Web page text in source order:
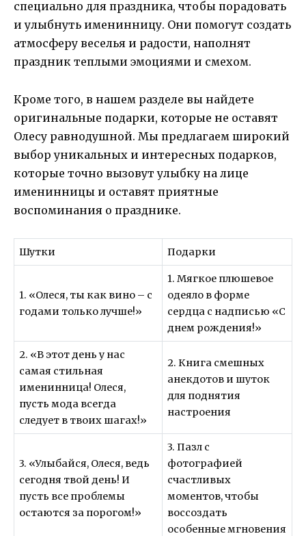
специально для праздника, чтобы порадовать
и улыбнуть именинницу. Они помогут создать
атмосферу веселья и радости, наполнят
праздник теплыми эмоциями и смехом.
Кроме того, в нашем разделе вы найдете
оригинальные подарки, которые не оставят
Олесу равнодушной. Мы предлагаем широкий
выбор уникальных и интересных подарков,
которые точно вызовут улыбку на лице
именинницы и оставят приятные
воспоминания о празднике.
Шутки Подарки
1. «Олеся, ты как вино – с
годами только лучше!»
1. Мягкое плюшевое
одеяло в форме
сердца с надписью «С
днем рождения!»
2. «В этот день у нас
самая стильная
именинница! Олеся,
пусть мода всегда
следует в твоих шагах!»
2. Книга смешных
анекдотов и шуток
для поднятия
настроения
3. «Улыбайся, Олеся, ведь
сегодня твой день! И
пусть все проблемы
остаются за порогом!»
3. Пазл с
фотографией
счастливых
моментов, чтобы
воссоздать
особенные мгновения